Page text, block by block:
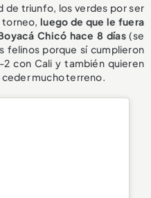
de triunfo, los verdes por ser
torneo,luego de que le fuera
Chicó hace 8 días(se
felinos porque sí cumplieron
con Cali y también quieren
ceder mucho terreno.